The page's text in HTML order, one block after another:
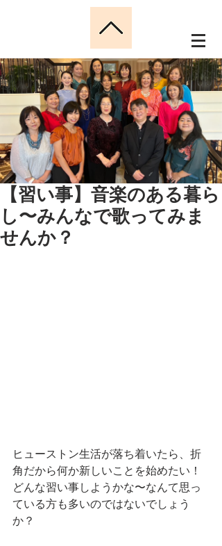
【習い事】音楽のある暮ら
し〜みんなで歌ってみま
せんか？
ヒューストン生活が落ち着いたら、折
角だから何か新しいことを始めたい！
どんな習い事しようかな〜なんて思っ
ている方も多いのではないでしょう
か？